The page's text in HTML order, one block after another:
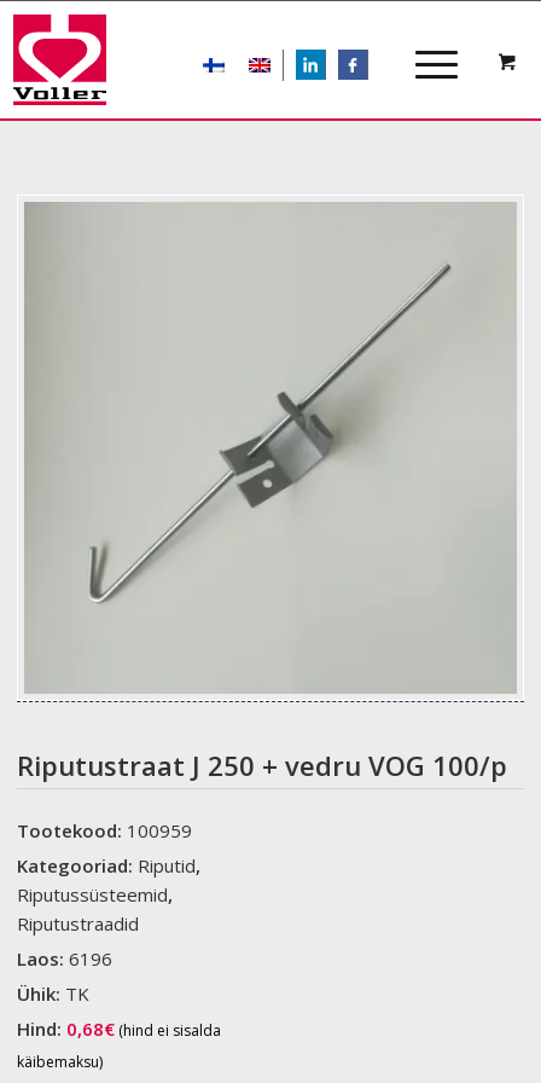
LIn
Riputustraat J 250 + vedru VOG 100/p
Tootekood: 100959
Kategooriad: Riputid,
Riputussüsteemid,
Riputustraadid
Laos:6196
Ühik: TK
Hind: 0,68€ (hind ei sisalda
käibemaksu)